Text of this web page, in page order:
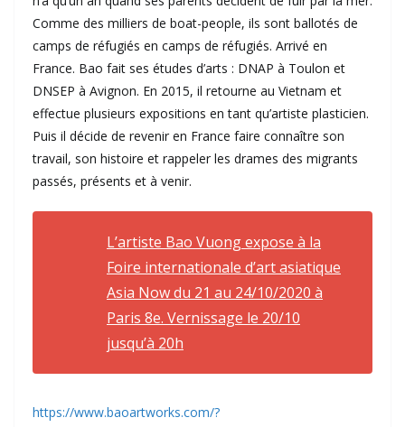
Comme des milliers de boat-people, ils sont ballotés de
camps de réfugiés en camps de réfugiés. Arrivé en
France. Bao fait ses études d’arts : DNAP à Toulon et
DNSEP à Avignon. En 2015, il retourne au Vietnam et
effectue plusieurs expositions en tant qu’artiste plasticien.
Puis il décide de revenir en France faire connaître son
travail, son histoire et rappeler les drames des migrants
passés, présents et à venir.
L’artiste Bao Vuong expose à la
Foire internationale d’art asiatique
Asia Now du 21 au 24/10/2020 à
Paris 8e. Vernissage le 20/10
jusqu’à 20h
https://www.baoartworks.com/?